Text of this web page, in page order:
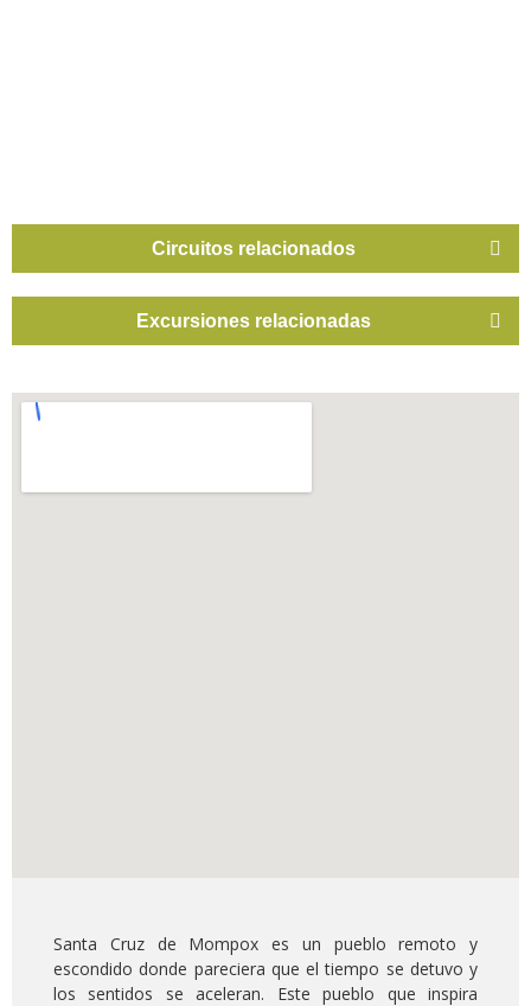
Circuitos relacionados
Excursiones relacionadas
Santa Cruz de Mompox es un pueblo remoto y
escondido donde pareciera que el tiempo se detuvo y
los sentidos se aceleran. Este pueblo que inspira